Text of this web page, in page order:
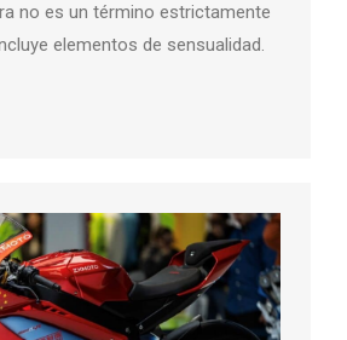
no es un término estrictamente
elementos de sensualidad.